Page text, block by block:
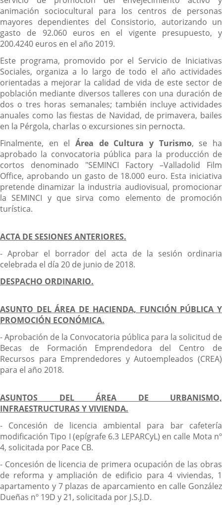
animación sociocultural para los centros de personas
mayores dependientes del Consistorio, autorizando un
gasto de 92.060 euros en el vigente presupuesto, y
200.4240 euros en el año 2019.
Este programa, promovido por el Servicio de Iniciativas
Sociales, organiza a lo largo de todo el año actividades
orientadas a mejorar la calidad de vida de este sector de
población mediante diversos talleres con una duración de
dos o tres horas semanales; también incluye actividades
anuales como las fiestas de Navidad, de primavera, bailes
en la Pérgola, charlas o excursiones sin pernocta.
Finalmente, en el Área de Cultura y Turismo, se ha
aprobado la convocatoria pública para la producción de
cortos denominado "SEMINCI Factory –Valladolid Film
Office, aprobando un gasto de 18.000 euro. Esta iniciativa
pretende dinamizar la industria audiovisual, promocionar
la SEMINCI y que sirva como elemento de promoción
turística.
ACTA DE SESIONES ANTERIORES.
- Aprobar el borrador del acta de la sesión ordinaria
celebrada el día 20 de junio de 2018.
DESPACHO ORDINARIO.
ASUNTO DEL ÁREA DE HACIENDA, FUNCIÓN PÚBLICA Y
PROMOCIÓN ECONÓMICA.
- Aprobación de la Convocatoria pública para la solicitud de
Becas de Formación Emprendedora del Centro de
Recursos para Emprendedores y Autoempleados (CREA)
para el año 2018.
ASUNTOS DEL ÁREA DE URBANISMO,
INFRAESTRUCTURAS Y VIVIENDA.
- Concesión de licencia ambiental para bar cafetería
modificación Tipo I (epígrafe 6.3 LEPARCyL) en calle Mota nº
4, solicitada por Pace CB.
- Concesión de licencia de primera ocupación de las obras
de reforma y ampliación de edificio para 4 viviendas, 1
apartamento y 7 plazas de aparcamiento en calle González
Dueñas nº 19D y 21, solicitada por J.S.J.D.